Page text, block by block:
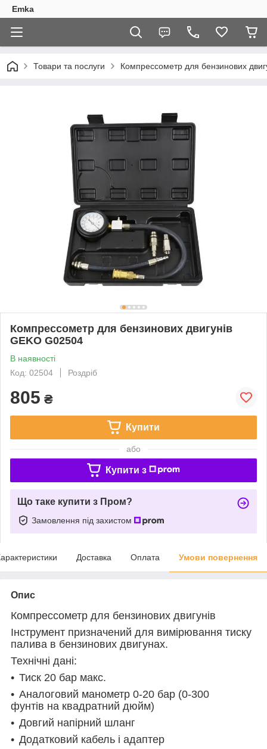
Emka
Товари та послуги Компрессометр для бензинових
Компрессометр для бензинових двигунів
GEKO G02504
В наявності
Код: 02504
Роздріб
805 ₴
Купити
або
Купити з
Що таке купити з Пром?
Замовлення під захистом
Доставка Оплата Умови повернення
Опис
Компрессометр для бензинових двигунів
Інструмент призначений для вимірювання тиску
палива в бензинових двигунах.
Технічні дані:
Тиск 20 бар макс.
Аналоговий манометр 0-20 бар (0-300
фунтів на квадратний дюйм)
Довгий напірний шланг
Додатковий кабель і адаптер